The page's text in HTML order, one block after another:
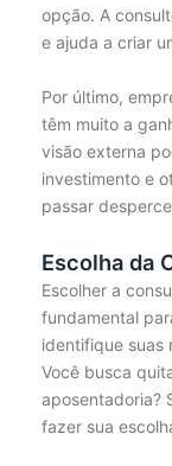
opção. A
e ajuda a criar
Por último,
têm muito a
visão externa
investimento e
passar
Escolha da
Escolher a
fundamental
identifique suas
Você busca
aposentadoria?
fazer sua